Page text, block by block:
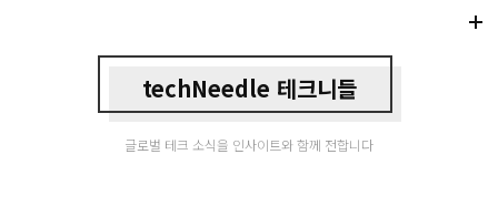
techNeedle 테크니들
글로벌 테크 소식을 인사이트와 함께 전합니다